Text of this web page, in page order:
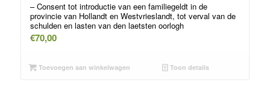
– Consent tot introductie van een familiegeldt in de
provincie van Hollandt en Westvrieslandt, tot verval van de
schulden en lasten van den laetsten oorlogh
€70,00
Toevoegen aan winkelwagen Toon details